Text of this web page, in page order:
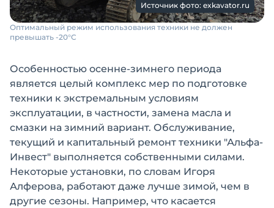
Источник фото: exkavator.ru
Оптимальный режим использования техники не должен
превышать -20°С
Особенностью осенне-зимнего периода
является целый комплекс мер по подготовке
техники к экстремальным условиям
эксплуатации, в частности, замена масла и
смазки на зимний вариант. Обслуживание,
текущий и капитальный ремонт техники "Альфа-
Инвест" выполняется собственными силами.
Некоторые установки, по словам Игоря
Алферова, работают даже лучше зимой, чем в
другие сезоны. Например, что касается